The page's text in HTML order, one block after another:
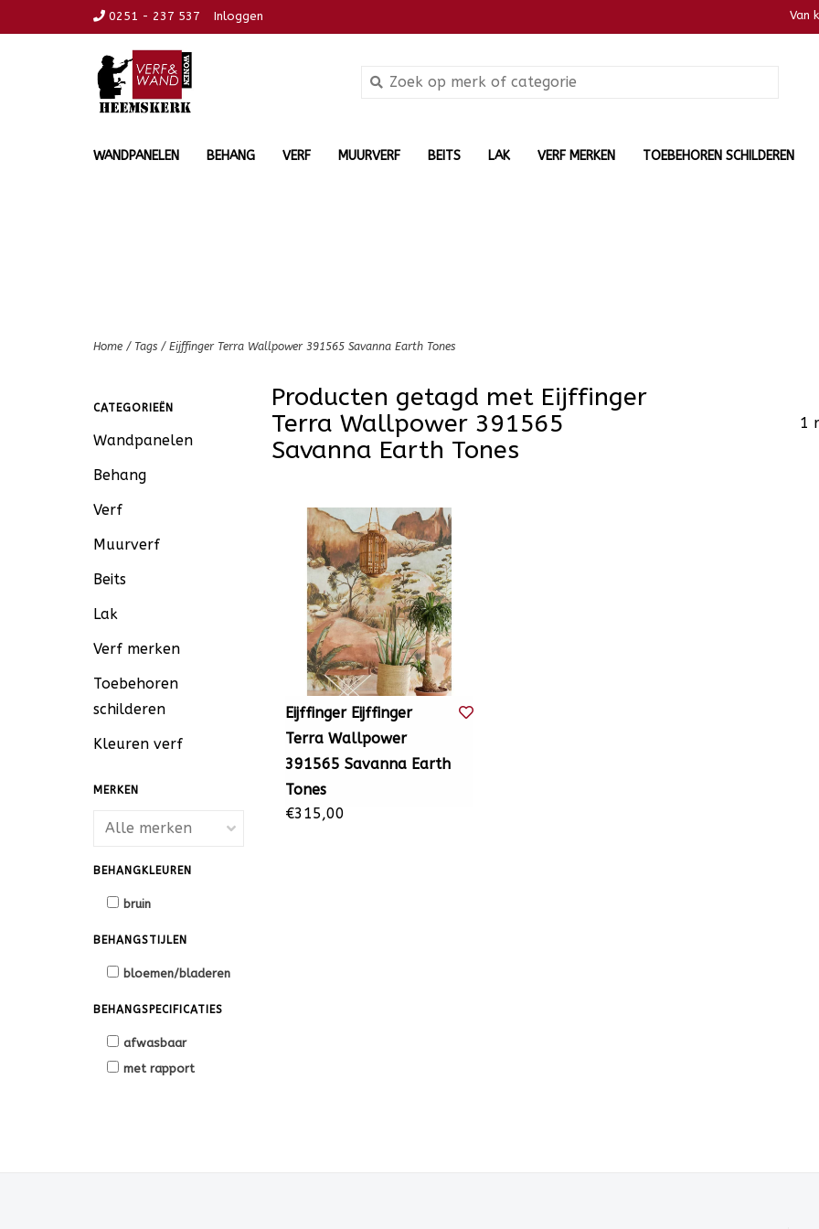
0251 - 237 537 Inloggen Van
WANDPANELEN BEHANG VERF MUURVERF BEITS LAK VERF MERKEN TOEBEHOREN SCHILDEREN
Home / Tags / Eijffinger Terra Wallpower 391565 Savanna Earth Tones
CATEGORIEËN
Wandpanelen
Behang
Verf
Muurverf
Beits
Lak
Verf merken
Toebehoren
schilderen
Kleuren verf
MERKEN
BEHANGKLEUREN
bruin
BEHANGSTIJLEN
bloemen/bladeren
BEHANGSPECIFICATIES
afwasbaar
met rapport
Producten getagd met Eijffinger
Terra Wallpower 391565
Savanna Earth Tones
1
Eijffinger Eijffinger
Terra Wallpower
391565 Savanna Earth
Tones
€315,00